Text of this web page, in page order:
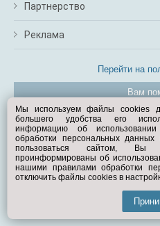
Партнерство
Реклама
Перейти на
Вам
© Exist.ru
Мы используем файлы cookies
большего удобства его
информацию об
обработки персональных
пользоваться сайтом, Вы
проинформированы об
нашими правилами обработки
отключить файлы cookies в